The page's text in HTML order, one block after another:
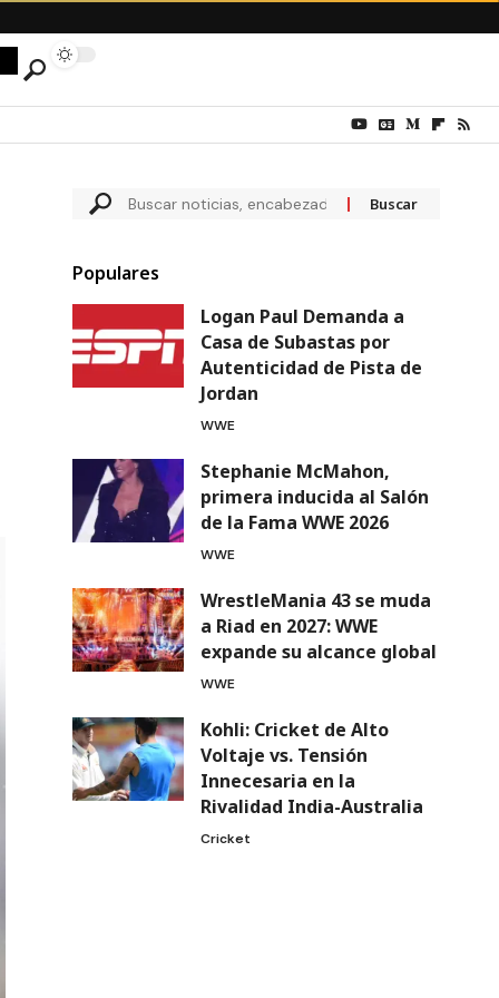
Populares
Logan Paul Demanda a
Casa de Subastas por
Autenticidad de Pista de
Jordan
WWE
Stephanie McMahon,
primera inducida al Salón
de la Fama WWE 2026
WWE
WrestleMania 43 se muda
a Riad en 2027: WWE
expande su alcance global
WWE
Kohli: Cricket de Alto
Voltaje vs. Tensión
Innecesaria en la
Rivalidad India-Australia
Cricket